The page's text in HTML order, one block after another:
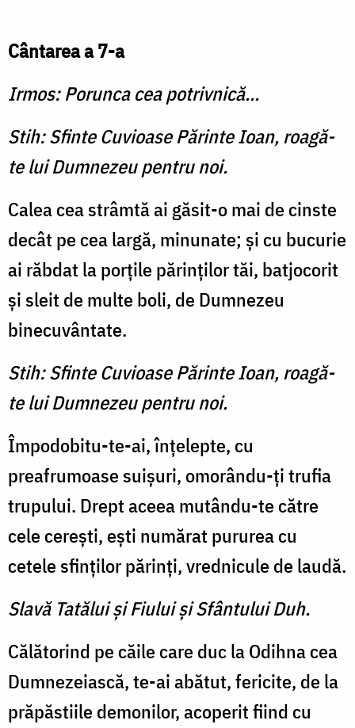
Cântarea a 7-a
Irmos: Porunca cea potrivnică...
Stih: Sfinte Cuvioase Părinte Ioan, roagă-
te lui Dumnezeu pentru noi.
Calea cea strâmtă ai găsit-o mai de cinste
decât pe cea largă, minunate; şi cu bucurie
ai răbdat la porţile părinţilor tăi, batjocorit
şi sleit de multe boli, de Dumnezeu
binecuvântate.
Stih: Sfinte Cuvioase Părinte Ioan, roagă-
te lui Dumnezeu pentru noi.
Împodobitu-te-ai, înţelepte, cu
preafrumoase suişuri, omorându-ţi trufia
trupului. Drept aceea mutându-te către
cele cereşti, eşti numărat pururea cu
cetele sfinţilor părinţi, vrednicule de laudă.
Slavă Tatălui şi Fiului şi Sfântului Duh.
Călătorind pe căile care duc la Odihna cea
Dumnezeiască, te-ai abătut, fericite, de la
prăpăstiile demonilor, acoperit fiind cu